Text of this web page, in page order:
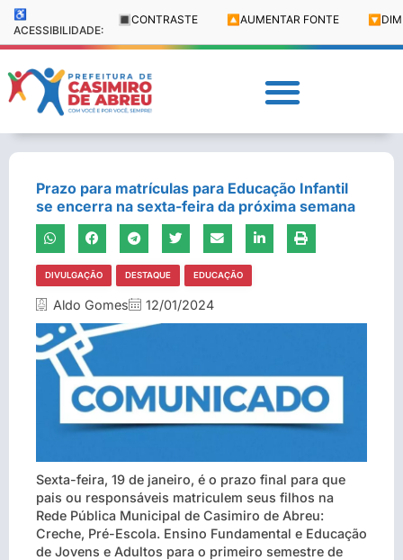
♿
ACESSIBILIDADE:
🔳 CONTRASTE 🔼 AUMENTAR FONTE 🔽
Prazo para matrículas para Educação Infantil
se encerra na sexta-feira da próxima semana
DIVULGAÇÃO DESTAQUE EDUCAÇÃO
Aldo Gomes 12/01/2024
Sexta-feira, 19 de janeiro, é o prazo final para que
pais ou responsáveis matriculem seus filhos na
Rede Pública Municipal de Casimiro de Abreu:
Creche, Pré-Escola. Ensino Fundamental e Educação
de Jovens e Adultos para o primeiro semestre de